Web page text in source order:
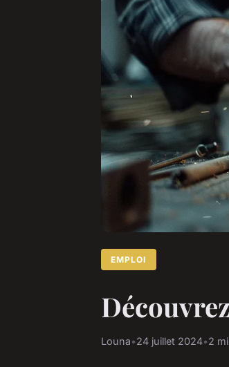
EMPLOI
Louna•24 juillet 2024•2